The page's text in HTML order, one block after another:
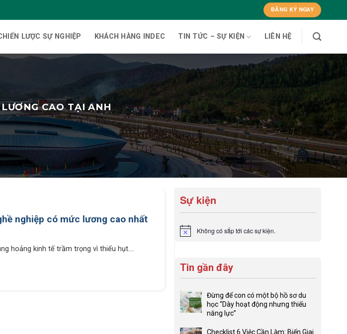
ĐĂNG KÝ NGAY
LƯỢC SỰ NGHIỆP KHÁCH HÀNG INDEC TIN TỨC – SỰ KIỆN LIÊN HỆ
CAO TẠI ANH
nghiệp có mức lương cao nhất
hoảng kinh tế trầm trọng vì thiếu hụt....
Sự kiện
Notice Không có sắp tới các sự kiện.
Tin gần đây
Đừng để con có một bộ hồ sơ du
học “Dày hoạt động nhưng thiếu
năng lực”
có
Checklist 6 Việc Cần Làm: Biến Giai